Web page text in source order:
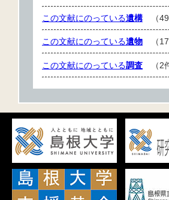
この文献にのっている遺構（49
この文献にのっている遺物 （17
この文献にのっている調査 （2